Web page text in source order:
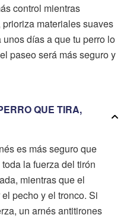
control mientras
materiales suaves
días a que tu perro lo
paseo será más seguro y
QUE TIRA,
es más seguro que
la fuerza del tirón
mientras que el
pecho y el tronco. Si
un arnés antitirones